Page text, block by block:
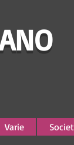
Varie